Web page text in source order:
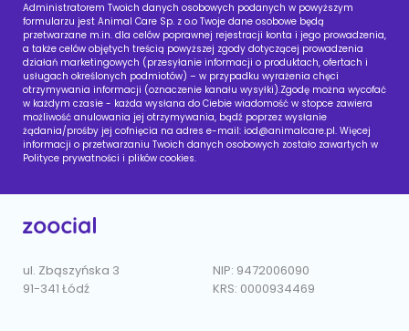
Administratorem Twoich danych osobowych podanych w powyższym
formularzu jest Animal Care Sp. z o.o Twoje dane osobowe będą
przetwarzane m.in. dla celów poprawnej rejestracji konta i jego prowadzenia,
a także celów objętych treścią powyższej zgody dotyczącej prowadzenia
działań marketingowych (przesyłanie informacji o produktach, ofertach i
usługach określonych podmiotów) – w przypadku wyrażenia chęci
otrzymywania informacji (oznaczenie kanału wysyłki).Zgodę można wycofać
w każdym czasie - każda wysłana do Ciebie wiadomość w stopce zawiera
możliwość anulowania jej otrzymywania, bądź poprzez wysłanie
żądania/prośby jej cofnięcia na adres e-mail: iod@animalcare.pl. Więcej
informacji o przetwarzaniu Twoich danych osobowych zostało zawartych w
Polityce prywatności i plików cookies.
ul. Zbąszyńska 3
91-341 Łódź
NIP: 9472006090
KRS: 0000934469